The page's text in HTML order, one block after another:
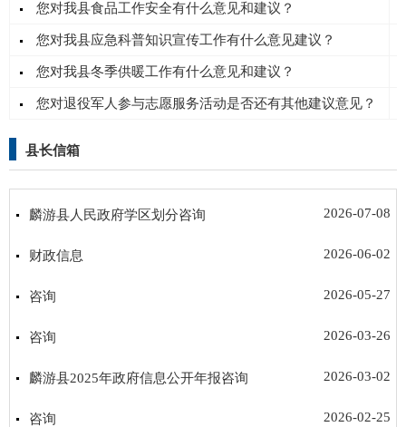
您对我县食品工作安全有什么意见和建议？
您对我县应急科普知识宣传工作有什么意见建议？
您对我县冬季供暖工作有什么意见和建议？
您对退役军人参与志愿服务活动是否还有其他建议意见？
县长信箱
麟游县人民政府学区划分咨询 2026-07-08
财政信息 2026-06-02
咨询 2026-05-27
咨询 2026-03-26
麟游县2025年政府信息公开年报咨询 2026-03-02
咨询 2026-02-25